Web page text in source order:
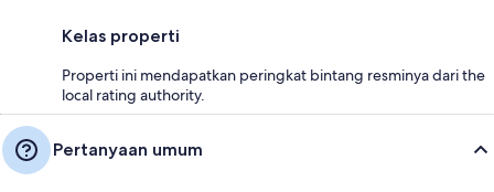
Kelas properti
Properti ini mendapatkan peringkat bintang resminya dari the
local rating authority.
Pertanyaan umum